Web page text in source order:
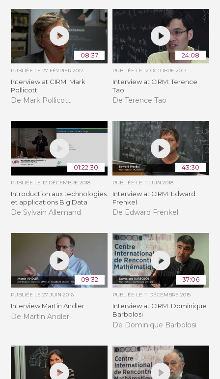
08:37
PUBLIÉE LE27 FÉVRIER 2017
Interview at CIRM: Mark
Pollicott
De Mark Pollicott
24:08
PUBLIÉE LE 12 OCTOBRE 2017
Interview at CIRM: Terence
Tao
De Terence Tao
01:22:30
PUBLIÉE LE12 DÉCEMBRE 2018
Introduction aux technologies
et applications Big Data
De Sylvain Allemand
43:30
PUBLIÉE LE 11 JUIN 2018
Interview at CIRM: Edward
Frenkel
De Edward Frenkel
09:32
PUBLIÉE LE27 JUIN 2016
Interview Martin Andler
De Martin Andler
37:06
PUBLIÉE LE 11 DÉCEMBRE 2015
Interview at CIRM: Dominique
Barbolosi
De Dominique Barbolosi